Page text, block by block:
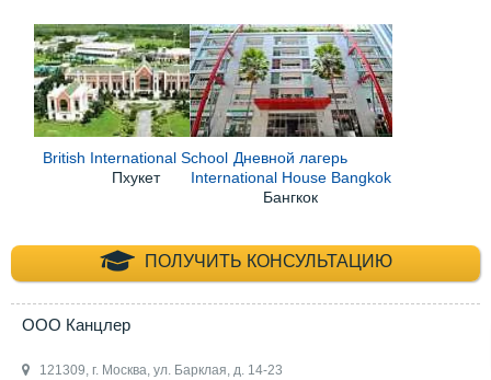
British International School
Пхукет
Дневной лагерь
International House Bangkok
Бангкок
ПОЛУЧИТЬ КОНСУЛЬТАЦИЮ
+7 (495) 660-35-
ООО Канцлер
121309, г. Москва, ул. Барклая, д. 14-23